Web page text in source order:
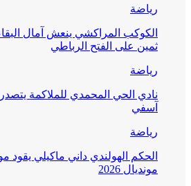
رياضة
الكوكب المراكشي ينعش آمال
ثمين على الفتح الرباطي
رياضة
نادي الحي المحمدي للملاكمة
آسفي
رياضة
الحكم الهولندي داني ماكيلي
مونديال 2026